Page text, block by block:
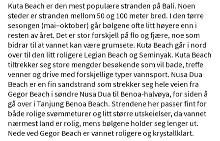
3.824,— rabatt
11.845,—
Pris pr. person VELG
Sommer
Kuta Beach er den mest populære stranden på Bali. Noen
steder er stranden mellom 50 og 100 meter bred. I den tørre
sesongen (mai–oktober) går bølgene ofte litt høyere enn i
resten av året. Det er stor forskjell på flo og fjære, noe som
bidrar til at vannet kan være grumsete. Kuta Beach går i nord
over til den litt roligere Legian Beach og Seminyak. Kuta Beach
tiltrekker seg store mengder besøkende som vil bade, treffe
venner og drive med forskjellige typer vannsport. Nusa Dua
Beach er en fin sandstrand som strekker seg hele veien fra
Gegor Beach i søndre Nusa Dua til Benoa-halvøya, for siden å
gå over i Tanjung Benoa Beach. Strendene her passer fint for
både rolige svømmeturer og litt større utskeielser, da vannet
nærmest land er rolig, mens bølgene holder seg lenger ut.
Nede ved Gegor Beach er vannet roligere og krystallklart.